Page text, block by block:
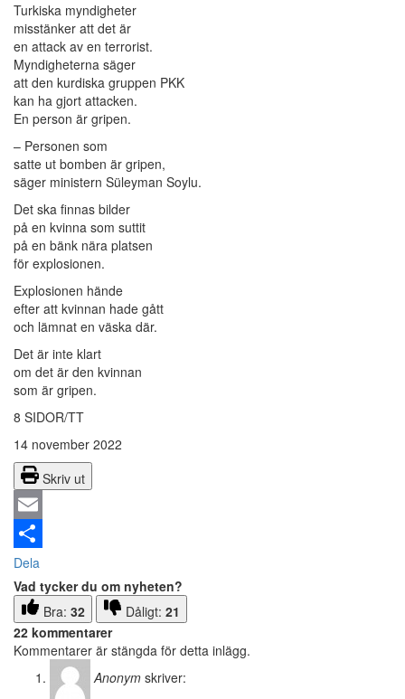
Turkiska myndigheter
misstänker att det är
en attack av en terrorist.
Myndigheterna säger
att den kurdiska gruppen PKK
kan ha gjort attacken.
En person är gripen.
– Personen som
satte ut bomben är gripen,
säger ministern Süleyman Soylu.
Det ska finnas bilder
på en kvinna som suttit
på en bänk nära platsen
för explosionen.
Explosionen hände
efter att kvinnan hade gått
och lämnat en väska där.
Det är inte klart
om det är den kvinnan
som är gripen.
8 SIDOR/TT
14 november 2022
Skriv ut
Email
Dela
Vad tycker du om nyheten?
Bra: 32 Dåligt: 21
22 kommentarer
Kommentarer är stängda för detta inlägg.
Anonym skriver: